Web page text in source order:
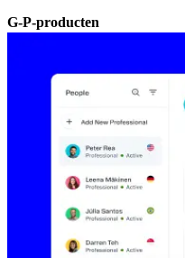
G-P-producten​​